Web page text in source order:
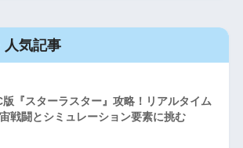
人気記事
版『スターラスター』攻略！リアルタイム
戦闘とシミュレーション要素に挑む